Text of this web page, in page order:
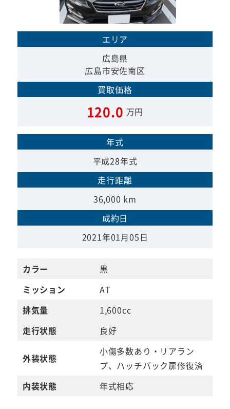
エリア
広島県
広島市安佐南区
買取価格
120.0 万円
年式
平成28年式
走行距離
36,000 km
成約日
2021年01月05日
カラー
黒
ミッション
AT
排気量
1,600cc
走行状態
良好
外装状態
小傷多数あり・リアラン
プ、ハッチバック扉修復済
内装状態
年式相応